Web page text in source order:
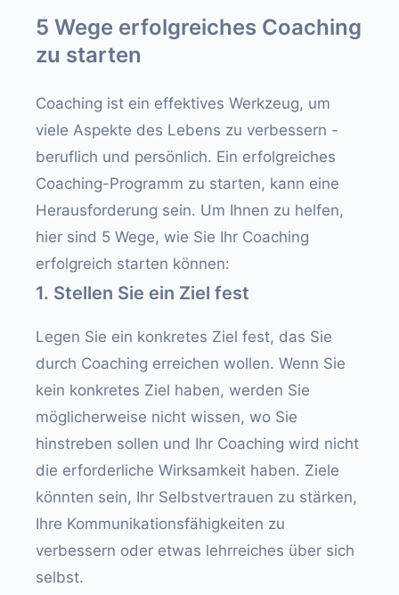
5 Wege erfolgreiches Coaching
zu starten
Coaching ist ein effektives Werkzeug, um
viele Aspekte des Lebens zu verbessern -
beruflich und persönlich. Ein erfolgreiches
Coaching-Programm zu starten, kann eine
Herausforderung sein. Um Ihnen zu helfen,
hier sind 5 Wege, wie Sie Ihr Coaching
erfolgreich starten können:
1. Stellen Sie ein Ziel fest
Legen Sie ein konkretes Ziel fest, das Sie
durch Coaching erreichen wollen. Wenn Sie
kein konkretes Ziel haben, werden Sie
möglicherweise nicht wissen, wo Sie
hinstreben sollen und Ihr Coaching wird nicht
die erforderliche Wirksamkeit haben. Ziele
könnten sein, Ihr Selbstvertrauen zu stärken,
Ihre Kommunikationsfähigkeiten zu
verbessern oder etwas lehrreiches über sich
selbst.